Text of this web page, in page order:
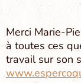
Merci Marie-
à toutes ces
travail sur son